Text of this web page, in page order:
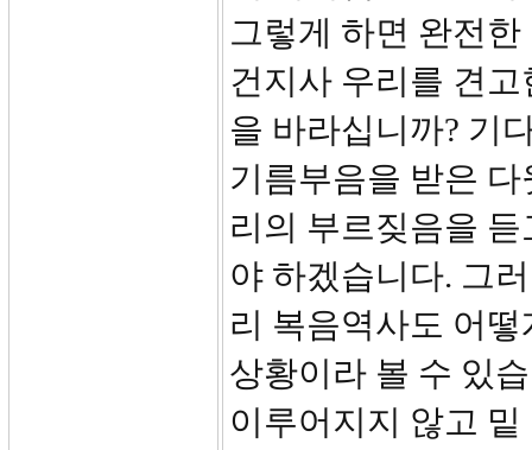
그렇게 하면 완전
건지사 우리를 견
을 바라십니까? 기
기름부음을 받은
리의 부르짖음을
야 하겠습니다. 그
리 복음역사도 어
상황이라 볼 수 있
이루어지지 않고